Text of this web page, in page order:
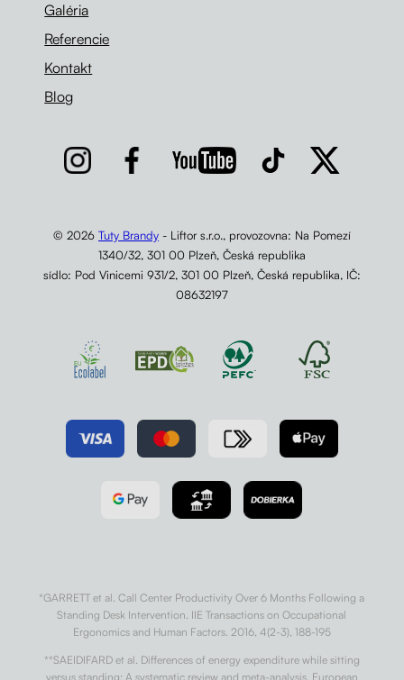
Galéria
Referencie
Kontakt
Blog
© 2026 Tuty Brandy- Liftor s.r.o., provozovna: Na Pomezí
1340/32, 301 00 Plzeň, Česká republika
sídlo: Pod Vinicemi 931/2, 301 00 Plzeň, Česká republika, IČ:
08632197
*GARRETT et al. Call Center Productivity Over 6 Months Following a
Standing Desk Intervention. IIE Transactions on Occupational
Ergonomics and Human Factors. 2016, 4(2-3), 188-195
**SAEIDIFARD et al. Differences of energy expenditure while sitting
versus standing: A systematic review and meta-analysis. European